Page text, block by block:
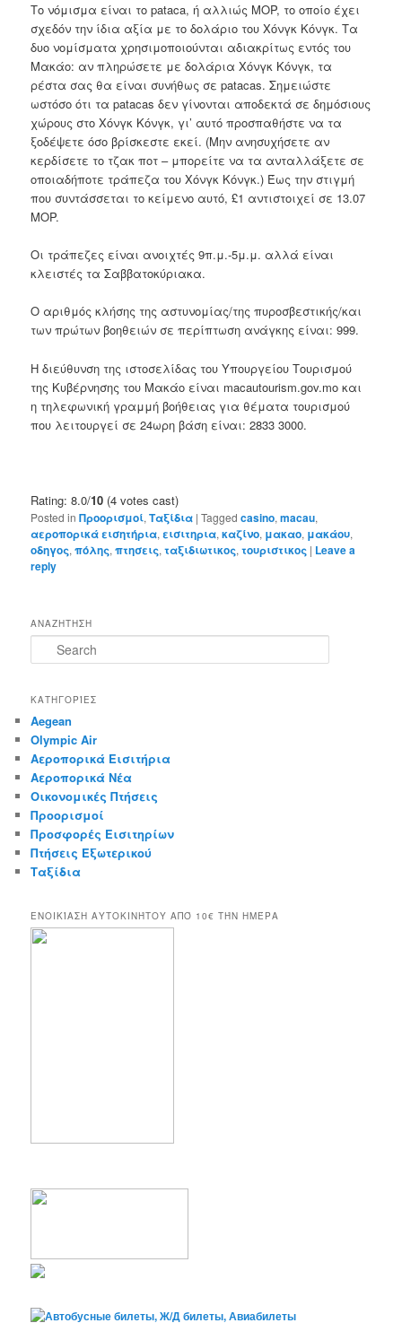
Το νόμισμα είναι το pataca, ή αλλιώς MOP, το οποίο έχει
σχεδόν την ίδια αξία με το δολάριο του Χόνγκ Κόνγκ. Τα
δυο νομίσματα χρησιμοποιούνται αδιακρίτως εντός του
Μακάο: αν πληρώσετε με δολάρια Χόνγκ Κόνγκ, τα
ρέστα σας θα είναι συνήθως σε patacas. Σημειώστε
ωστόσο ότι τα patacas δεν γίνονται αποδεκτά σε δημόσιους
χώρους στο Χόνγκ Κόνγκ, γι’ αυτό προσπαθήστε να τα
ξοδέψετε όσο βρίσκεστε εκεί. (Μην ανησυχήσετε αν
κερδίσετε το τζακ ποτ – μπορείτε να τα ανταλλάξετε σε
οποιαδήποτε τράπεζα του Χόνγκ Κόνγκ.) Έως την στιγμή
που συντάσσεται το κείμενο αυτό, £1 αντιστοιχεί σε 13.07
MOP.
Οι τράπεζες είναι ανοιχτές 9π.μ.-5μ.μ. αλλά είναι
κλειστές τα Σαββατοκύριακα.
Ο αριθμός κλήσης της αστυνομίας/της πυροσβεστικής/και
των πρώτων βοηθειών σε περίπτωση ανάγκης είναι: 999.
Η διεύθυνση της ιστοσελίδας του Υπουργείου Τουρισμού
της Κυβέρνησης του Μακάο είναι macautourism.gov.mo και
η τηλεφωνική γραμμή βοήθειας για θέματα τουρισμού
που λειτουργεί σε 24ωρη βάση είναι: 2833 3000.
Rating: 8.0/10 (4 votes cast)
Posted in Προορισμοί,Ταξίδια |Tagged casino,macau,
αεροπορικά εισητήρια,εισιτηρια,καζίνο, μακαο, μακάου,
οδηγος,πόλης,πτησεις,ταξιδιωτικος,τουριστικος | Leave a
reply
ΑΝΑΖΗΤΗΣΗ
e
r
h
ΚΑΤΗΓΟΡΊΕΣ
Aegean
Olympic Air
Αεροπορικά Εισιτήρια
Αεροπορικά Νέα
Οικονομικές Πτήσεις
Προορισμοί
Προσφορές Εισιτηρίων
Πτήσεις Εξωτερικού
Ταξίδια
ΕΝΟΙΚΊΑΣΗ ΑΥΤΟΚΙΝΉΤΟΥ ΑΠΌ 10€ ΤΉΝ ΗΜΈΡΑ